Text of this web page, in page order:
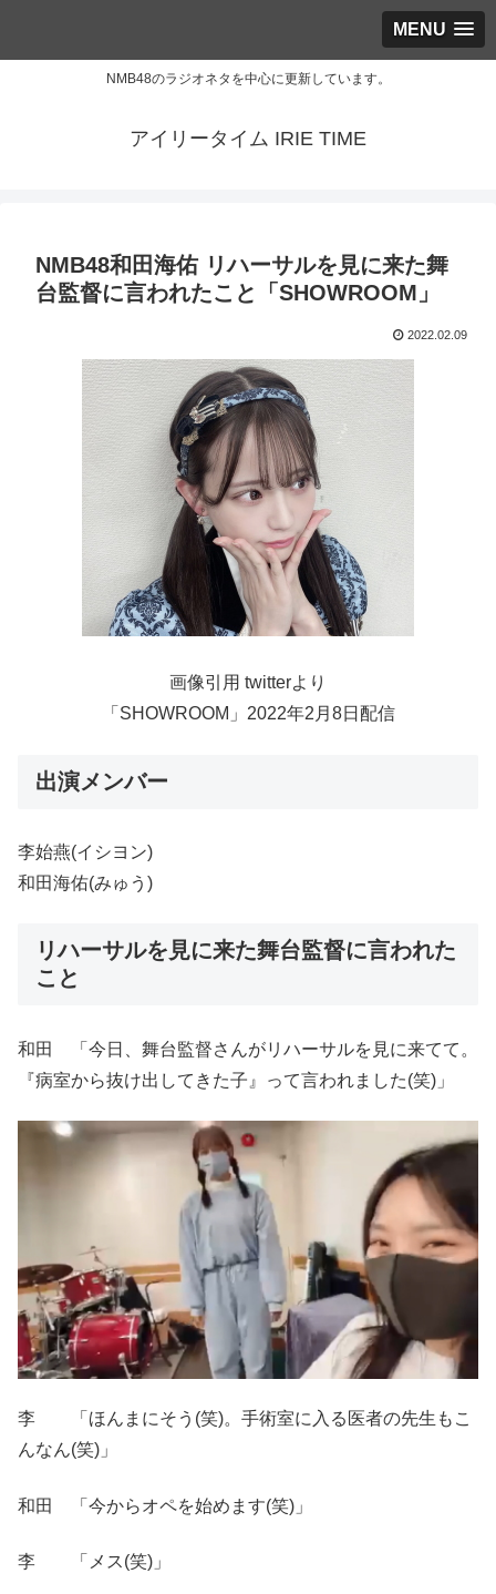
MENU
NMB48のラジオネタを中心に更新しています。
アイリータイム IRIE TIME
NMB48和田海佑 リハーサルを見に来た舞
台監督に言われたこと「SHOWROOM」
2022.02.09
画像引用 twitterより
「SHOWROOM」2022年2月8日配信
出演メンバー
李始燕(イシヨン)
和田海佑(みゅう)
リハーサルを見に来た舞台監督に言われた
こと
和田 「今日、舞台監督さんがリハーサルを見に来てて。
『病室から抜け出してきた子』って言われました(笑)」
李 「ほんまにそう(笑)。手術室に入る医者の先生もこ
んなん(笑)」
和田 「今からオペを始めます(笑)」
李 「メス(笑)」